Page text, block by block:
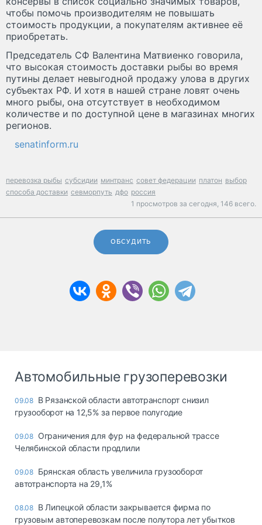
чтобы помочь производителям не повышать
стоимость продукции, а покупателям активнее её
приобретать.
Председатель СФ Валентина Матвиенко говорила,
что высокая стоимость доставки рыбы во время
путины делает невыгодной продажу улова в других
субъектах РФ. И хотя в нашей стране ловят очень
много рыбы, она отсутствует в необходимом
количестве и по доступной цене в магазинах многих
регионов.
senatinform.ru
перевозка рыбы субсидии минтранс совет федерации платон выбор
способа доставки севморпуть дфо россия
1 просмотров за сегодня, 146 всего.
ОБСУДИТЬ
Автомобильные грузоперевозки
09.08 В Рязанской области автотранспорт снизил
грузооборот на 12,5% за первое полугодие
09.08 Ограничения для фур на федеральной трассе
Челябинской области продлили
09.08 Брянская область увеличила грузооборот
автотранспорта на 29,1%
08.08 В Липецкой области закрывается фирма по
грузовым автоперевозкам после полутора лет убытков